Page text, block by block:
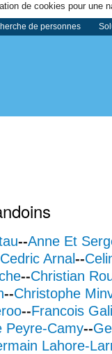
de cookies pour
de personnes
--Anne Et
Cedric Arnal--
--Christian
--Christophe
--Francois
Peyre-Camy--
Lahore-